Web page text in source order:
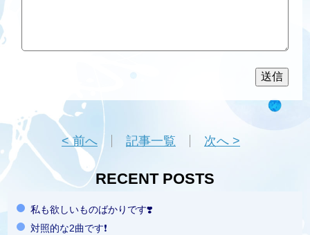
< 前へ 記事一覧 次へ >
RECENT POSTS
私も欲しいものばかりです❣️
対照的な2曲です❗️